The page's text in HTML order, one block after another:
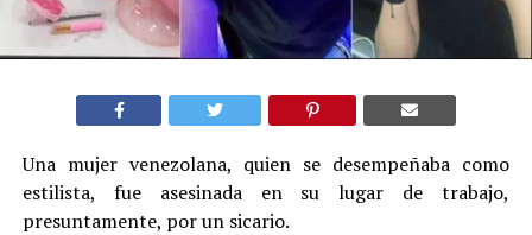
Una mujer venezolana, quien se desempeñaba como
estilista, fue asesinada en su lugar de trabajo,
presuntamente, por un sicario.